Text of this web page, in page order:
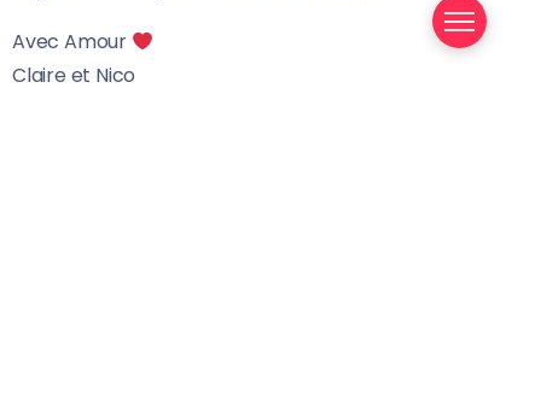
Avec Amour
Claire et Nico